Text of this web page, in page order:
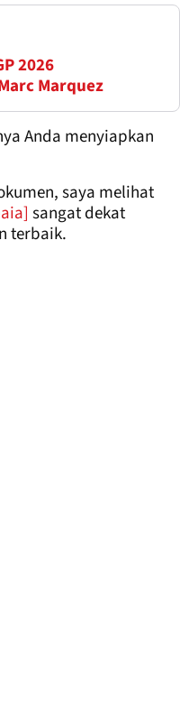
2026
Marquez
Anda menyiapkan
saya melihat
sangat dekat
terbaik.